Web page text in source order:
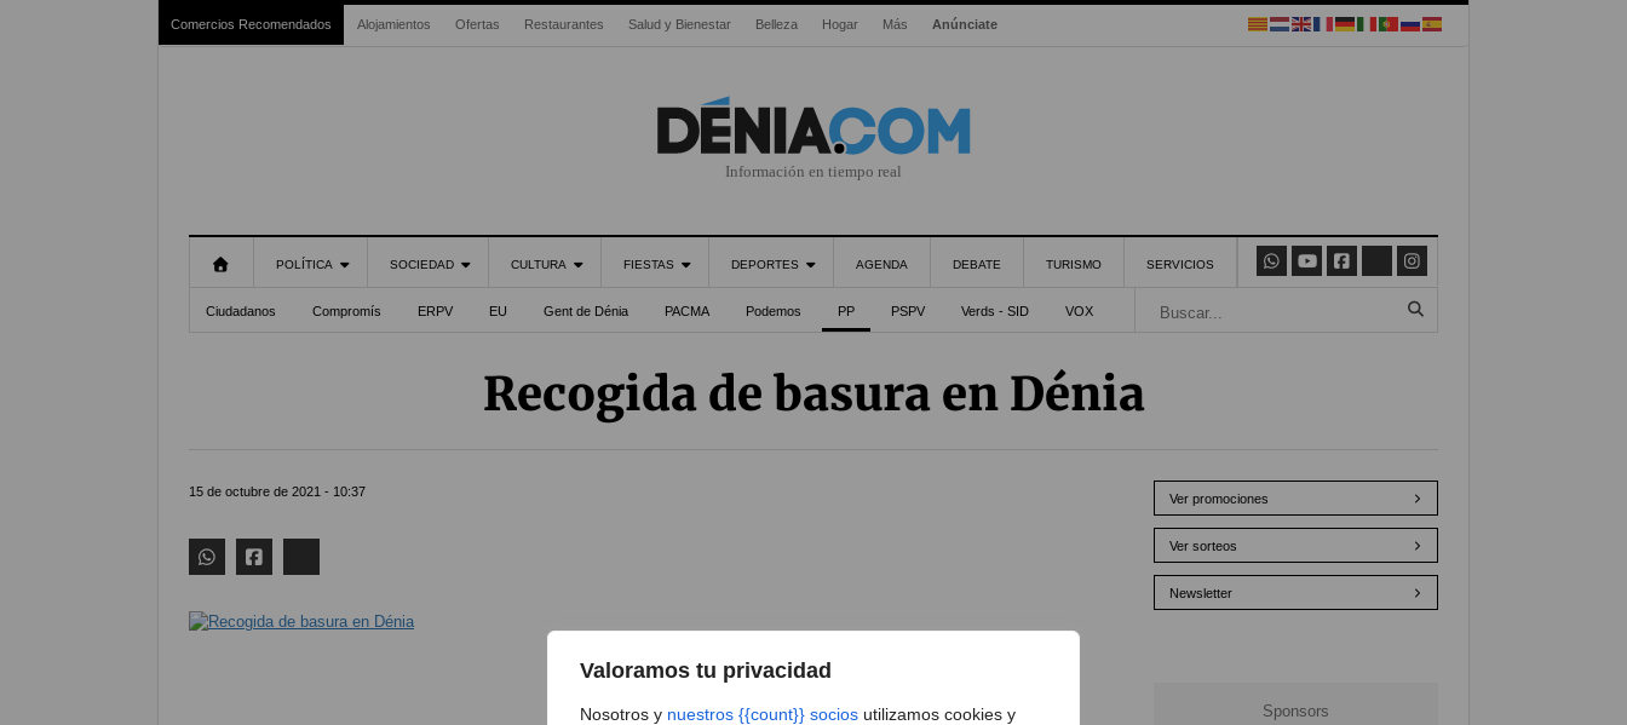
Valoramos tu privacidad
Nosotros y nuestros {{count}} socios utilizamos cookies y
Comercios Recomendados Alojamientos Ofertas Restaurantes Salud y Bienestar Belleza Hogar Más Anúnciate
Información en tiempo real
POLÍTICA SOCIEDAD CULTURA FIESTAS DEPORTES AGENDA DEBATE TURISMO SERVICIOS
Ciudadanos Compromís ERPV EU Gent de Dénia PACMA Podemos PP PSPV Verds - SID VOX
Recogida de basura en Dénia
15 de octubre de 2021 - 10:37 Ver promociones
Ver sorteos
Newsletter